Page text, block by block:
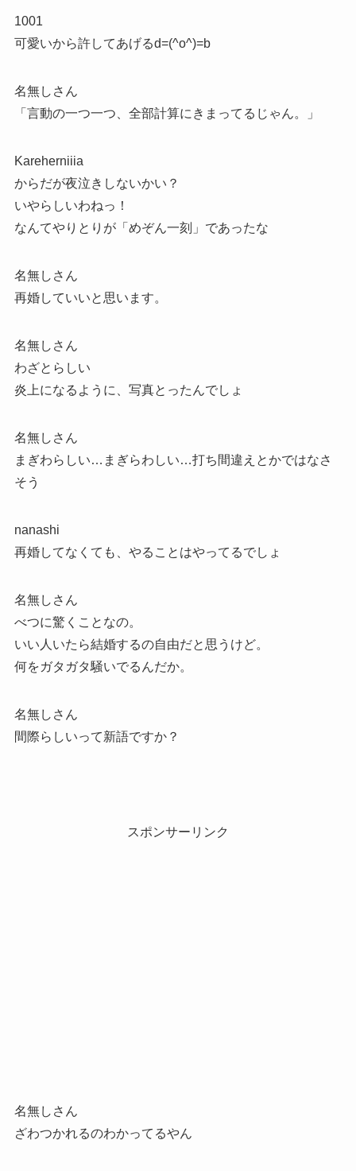
1001
可愛いから許してあげるd=(^o^)=b
名無しさん
「言動の一つ一つ、全部計算にきまってるじゃん。」
Kareherniiia
からだが夜泣きしないかい？
いやらしいわねっ！
なんてやりとりが「めぞん一刻」であったな
名無しさん
再婚していいと思います。
名無しさん
わざとらしい
炎上になるように、写真とったんでしょ
名無しさん
まぎわらしい…まぎらわしい…打ち間違えとかではなさ
そう
nanashi
再婚してなくても、やることはやってるでしょ
名無しさん
べつに驚くことなの。
いい人いたら結婚するの自由だと思うけど。
何をガタガタ騒いでるんだか。
名無しさん
間際らしいって新語ですか？
スポンサーリンク
名無しさん
ざわつかれるのわかってるやん